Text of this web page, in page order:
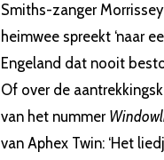
Smiths-zanger
heimwee spreekt ‘naar
Engeland dat nooit
Of over de
van het nummer
van Aphex Twin: ‘Het